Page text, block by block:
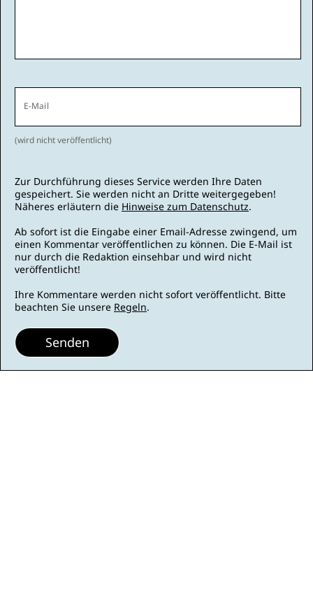
E-Mail
(wird nicht veröffentlicht)
Zur Durchführung dieses Service werden Ihre Daten
gespeichert. Sie werden nicht an Dritte weitergegeben!
Näheres erläutern die Hinweise zum Datenschutz.
Ab sofort ist die Eingabe einer Email-Adresse zwingend, um
einen Kommentar veröffentlichen zu können. Die E-Mail ist
nur durch die Redaktion einsehbar und wird nicht
veröffentlicht!
Ihre Kommentare werden nicht sofort veröffentlicht. Bitte
beachten Sie unsere Regeln.
Senden